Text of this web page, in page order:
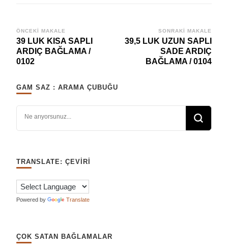
Yazı
dolaşımı
ÖNCEKI MAKALE
39 LUK KISA SAPLI
ARDIÇ BAĞLAMA /
0102
SONRAKI MAKALE
39,5 LUK UZUN SAPLI
SADE ARDIÇ
BAĞLAMA / 0104
GAM SAZ : ARAMA ÇUBUĞU
TRANSLATE: ÇEVIRI
Powered by Translate
ÇOK SATAN BAĞLAMALAR